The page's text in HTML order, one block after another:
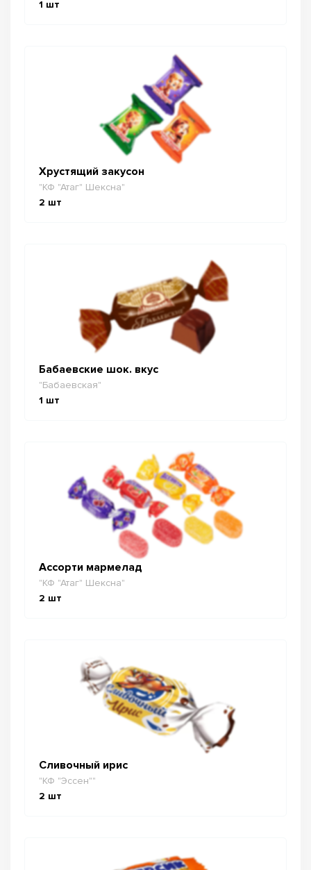
1 шт
Хрустящий закусон
"КФ "Атаг" Шексна"
2 шт
Бабаевские шок. вкус
"Бабаевская"
1 шт
Ассорти мармелад
"КФ "Атаг" Шексна"
2 шт
Сливочный ирис
"КФ "Эссен""
2 шт